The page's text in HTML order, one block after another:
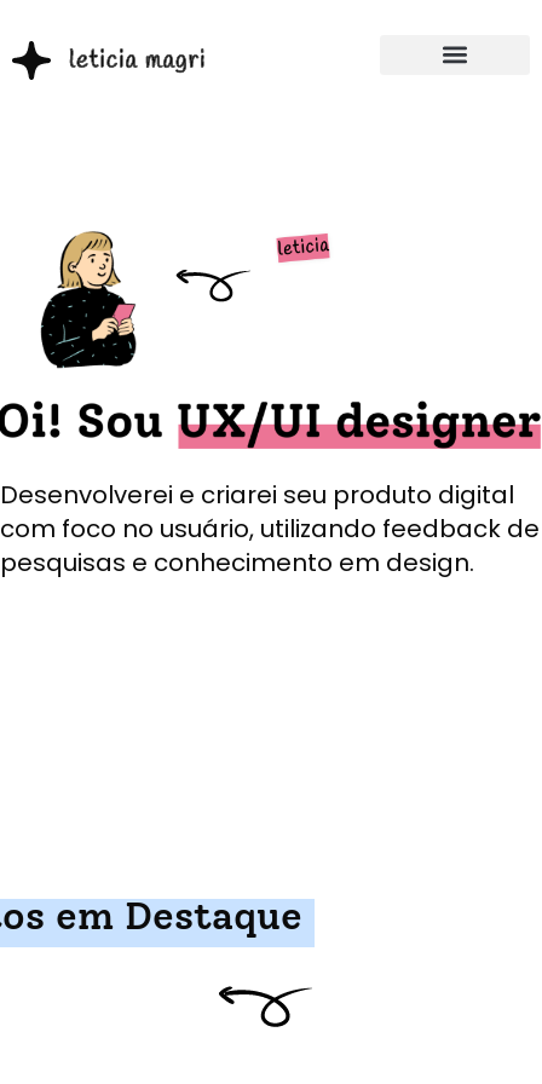
Desenvolverei e criarei seu produto digital
com foco no usuário, utilizando feedback de
pesquisas e conhecimento em design.
em Destaque